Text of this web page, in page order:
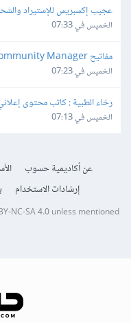
عجيب إكسبريس للإستيراد
الخميس في 07:33
مفاتيح Mfatyh : Social Media and Community Manager
الخميس في 07:23
رخاء الطبية : كاتب محتوى
الخميس في 07:13
عن أكاديمية حسوب
إرشادات الاستخدام
NC-SA 4.0unless mentioned